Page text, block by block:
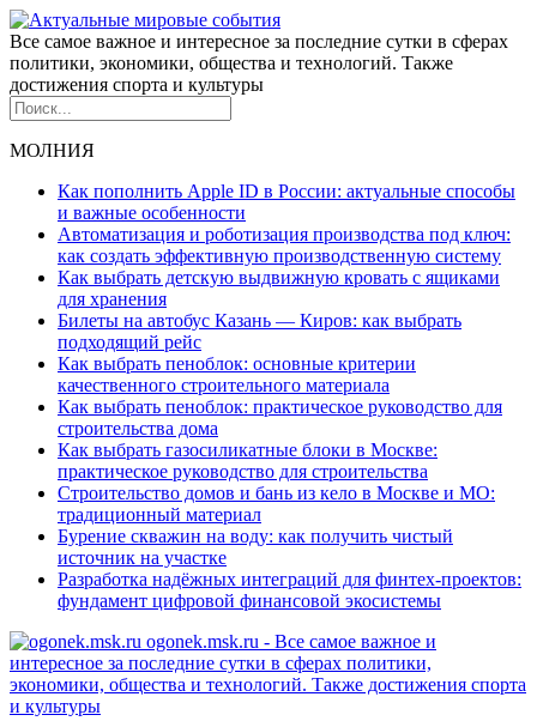
Все самое важное и интересное за последние сутки в сферах
политики, экономики, общества и технологий. Также
достижения спорта и культуры
МОЛНИЯ
Как пополнить Apple ID в России: актуальные способы
и важные особенности
Автоматизация и роботизация производства под ключ:
как создать эффективную производственную систему
Как выбрать детскую выдвижную кровать с ящиками
для хранения
Билеты на автобус Казань — Киров: как выбрать
подходящий рейс
Как выбрать пеноблок: основные критерии
качественного строительного материала
Как выбрать пеноблок: практическое руководство для
строительства дома
Как выбрать газосиликатные блоки в Москве:
практическое руководство для строительства
Строительство домов и бань из кело в Москве и МО:
традиционный материал
Бурение скважин на воду: как получить чистый
источник на участке
Разработка надёжных интеграций для финтех-проектов:
фундамент цифровой финансовой экосистемы
ogonek.msk.ru - Все самое важное и
интересное за последние сутки в сферах политики,
экономики, общества и технологий. Также достижения спорта
и культуры